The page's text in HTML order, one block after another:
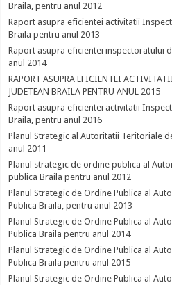
Braila, pentru anul 2012
Raport asupra eficientei activitatii
Braila pentru anul 2013
Raport asupra eficientei inspectoratului
anul 2014
RAPORT ASUPRA EFICIENTEI
JUDETEAN BRAILA PENTRU ANUL 2015
Raport asupra eficientei activitatii
Braila, pentru anul 2016
Planul Strategic al Autoritatii Teritoriale
anul 2011
Planul strategic de ordine publica al
publica Braila pentru anul 2012
Planul Strategic de Ordine Publica al
Publica Braila, pentru anul 2013
Planul Strategic de Ordine Publica al
Publica Braila pentru anul 2014
Planul Strategic de Ordine Publica al
Publica Braila pentru anul 2015
Planul Strategic de Ordine Publica al